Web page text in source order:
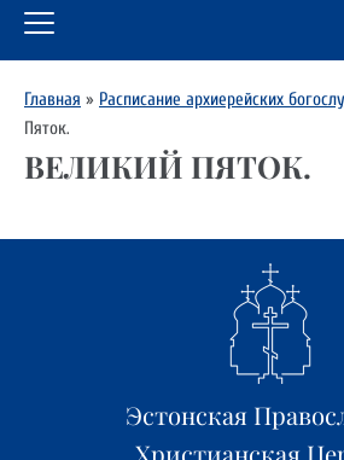
Главная » Расписание архиерейских
Пяток.
ВЕЛИКИЙ ПЯТОК.
Эстонская
Христианская